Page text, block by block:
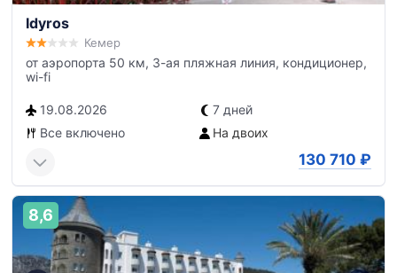
Idyros
Кемер
от аэропорта 50 км, 3-ая пляжная линия, кондиционер,
wi-fi
19.08.2026
7 дней
Все включено
На двоих
130 710 ₽
8,6